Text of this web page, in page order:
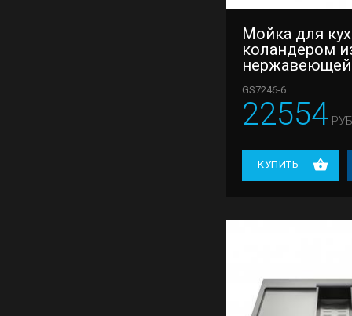
Мойка для
коландером
нержавеющей
GS7246-6
22554
КУПИТЬ